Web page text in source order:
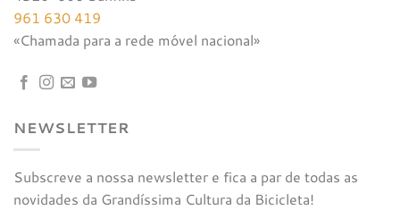
961 630 419
«Chamada para a rede móvel nacional»
NEWSLETTER
Subscreve a nossa newsletter e fica a par de todas as
novidades da Grandíssima Cultura da Bicicleta!